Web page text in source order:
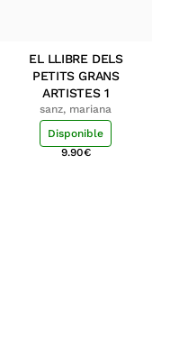
EL LLIBRE DELS
PETITS GRANS
ARTISTES 1
sanz, mariana
Disponible
9.90€